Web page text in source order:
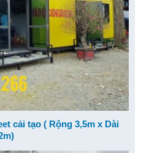
cải tạo ( Rộng 3,5m x Dài